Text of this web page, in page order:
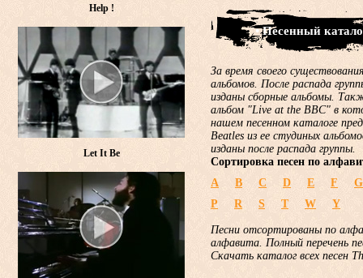
• Песенный
За время своего
альбомов. После распада
изданы сборные альбомы.
альбом "Live at the BBC" в
нашем песенном каталоге
Beatles из ее студиных
изданы после распада группы.
Сортировка песен по
A
B C D E F
G
P
R S T W Y
Песни отсортированы по
алфавита. Полный перечень
Скачать каталог всех песен
Help !
Let It Be